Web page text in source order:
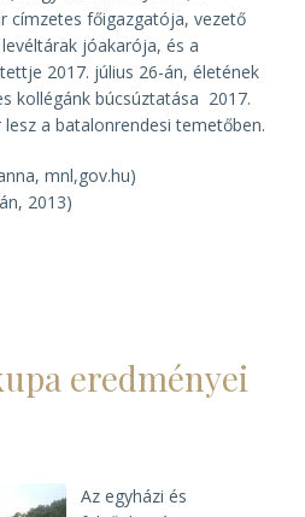
címzetes főigazgatója, vezető
jóakarója, és a
2017. július 26-án, életének
kollégánk búcsúztatása 2017.
a batalonrendesi temetőben.
mnl,gov.hu)
2013)
eredményei
Az egyházi és